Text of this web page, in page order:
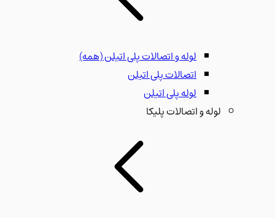
لوله و اتصالات پلی اتیلن(همه)
اتصالات پلی اتیلن
لوله پلی اتیلن
لوله و اتصالات پلیکا